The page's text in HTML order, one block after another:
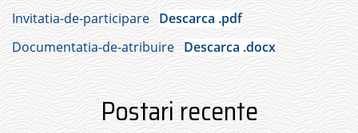
Invitatia-de-participare Descarca .pdf
Documentatia-de-atribuire Descarca .docx
Postari recente